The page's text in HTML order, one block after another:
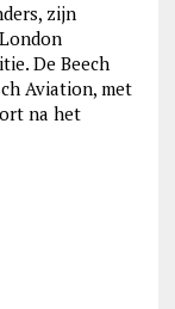
zijn
De Beech
Aviation, met
na het